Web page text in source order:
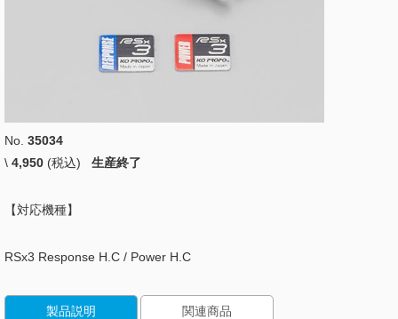
No. 35034
\ 4,950 (税込) 生産終了
【対応機種】
RSx3 Response H.C / Power H.C
製品説明 関連商品